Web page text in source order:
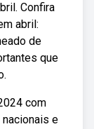
Confira
abril:
de
que
com
e